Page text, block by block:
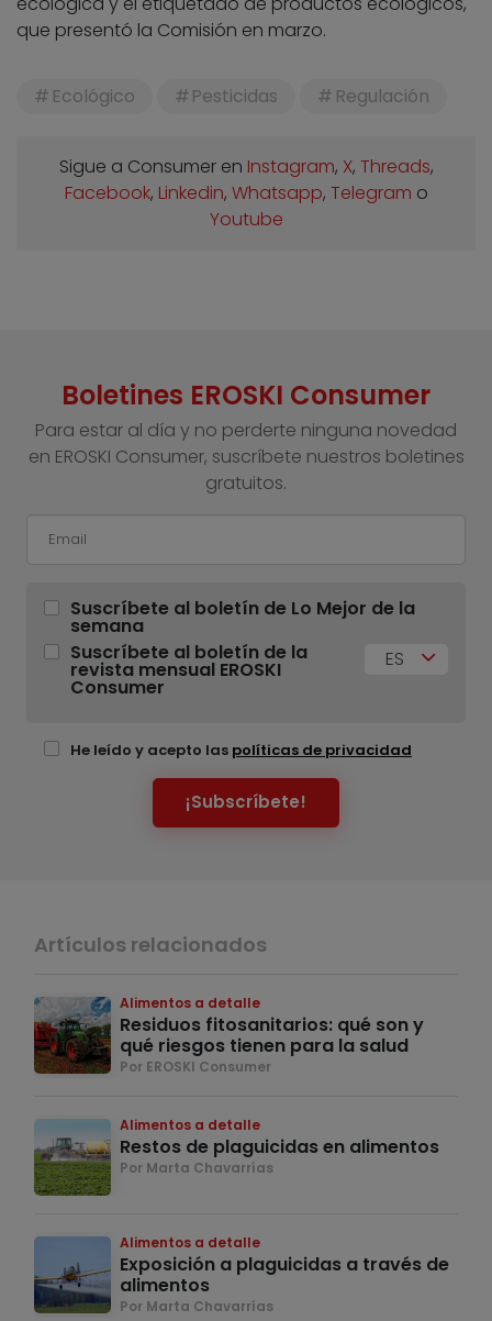
que presentó la Comisión en marzo.
Ecológico Pesticidas Regulación
Sigue a Consumer en Instagram, X, Threads,
Facebook, Linkedin, Whatsapp, Telegram o
Youtube
Boletines EROSKI Consumer
Para estar al día y no perderte ninguna novedad
en EROSKI Consumer, suscríbete nuestros boletines
gratuitos.
Suscríbete al boletín de Lo Mejor de la
semana
Suscríbete al boletín de la
revista mensual EROSKI
Consumer
ES
He leído y acepto las políticas de privacidad
¡Subscríbete!
Artículos relacionados
Alimentos a detalle
Residuos fitosanitarios: qué son y
qué riesgos tienen para la salud
Por EROSKI Consumer
Alimentos a detalle
Restos de plaguicidas en alimentos
Por Marta Chavarrías
Alimentos a detalle
Exposición a plaguicidas a través de
alimentos
Por Marta Chavarrías